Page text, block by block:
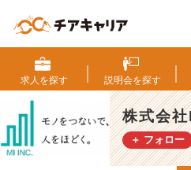
式
会
社
M
I
の
求人を探す 説明会を探す
株式会
＋ フォロー